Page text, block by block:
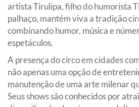
artista Tirulipa, filho do humorista
palhaço, mantém viva a tradição
combinando humor, música e
espetáculos.
A presença do circo em cidades
não apenas uma opção de
manutenção de uma arte milenar
Seus shows são conhecidos por